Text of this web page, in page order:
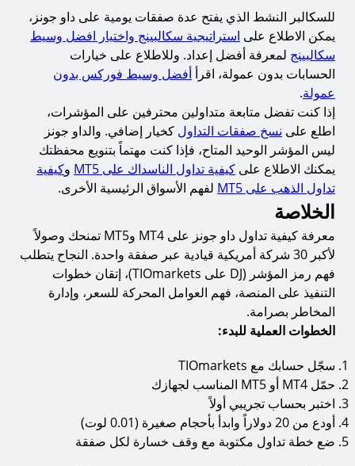
للسكالبر النشط الذي يفتح عدة صفقات يومية على داو جونز،
يمكن الاطلاع على استراتيجية سكالبينج واختيار افضل وسيط
سكالبينج لمعرفة أفضل إعداد. وللاطلاع على خيارات
الحسابات بدون عمولة، اقرأ أفضل وسيط فوركس بدون
عمولة.
إذا كنت تفضل متابعة متداولين محترفين على المؤشرات،
اطلع على نسخ صفقات التداول كخيار إضافي. والداو جونز
ليس المؤشر الوحيد المتاح، فإذا كنت مهتماً بتنويع محفظتك
يمكنك الاطلاع على كيفية تداول الناسداك على MT5
كيفية
تداول الذهب على MT5
الخلاصة
معرفة كيفية تداول داو جونز على MT4 وMT5 تمنحك وصولاً
لأكبر 30 شركة أمريكية قيادية عبر صفقة واحدة. النجاح يتطلب
فهم رمز المؤشر (DJ على TIOmarkets)، إتقان خطوات
التنفيذ على المنصة، فهم العوامل المحركة للسعر، وإدارة
المخاطر بصرامة.
الخطوات العملية للبدء:
سجّل حسابك مع TIOmarkets
حمّل MT4 أو MT5 المناسب لجهازك
اختبر بحساب تجريبي أولاً
أودع من 20 دولاراً وابدأ بأحجام صغيرة (0.01 لوت)
ضع خطة تداول مكتوبة مع وقف خسارة لكل صفقة